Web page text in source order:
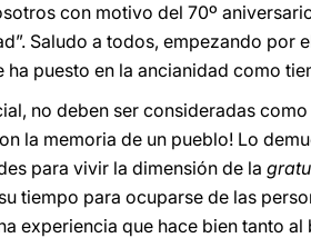
con motivo del 70º
Saludo a todos, empezando por
ha puesto en la ancianidad como
no deben ser consideradas
la memoria de un pueblo! Lo
para vivir la dimensión de la
tiempo para ocuparse de las
experiencia que hace bien tanto